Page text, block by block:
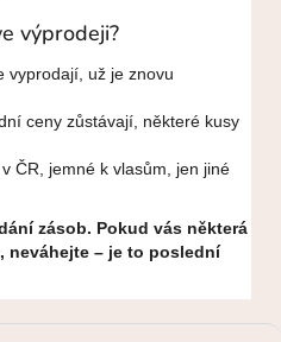
výprodeji?
vyprodají, už je znovu
ceny zůstávají, některé kusy
ČR, jemné k vlasům, jen jiné
zásob. Pokud vás některá
neváhejte – je to poslední